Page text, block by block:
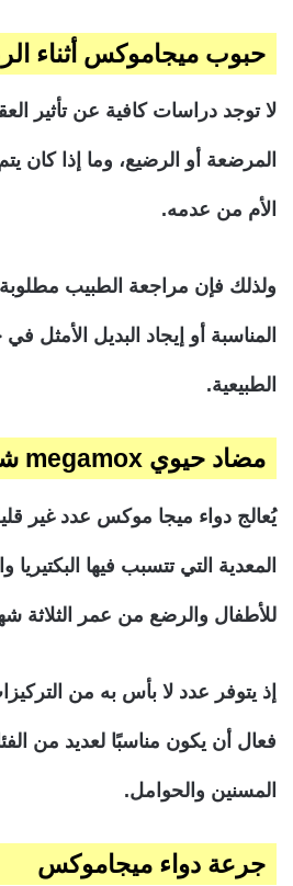
حبوب ميجاموكس أثناء
لا توجد دراسات كافية عن تأثير
المرضعة أو الرضيع، وما إذا كان
الأم من عدمه.
ولذلك فإن مراجعة الطبيب مطلوبة
المناسبة أو إيجاد البديل الأمثل
الطبيعية.
مضاد حيوي megamox شراب للأطفال
يُعالج دواء ميجا موكس عدد غير
المعدية التي تتسبب فيها
للأطفال والرضع من عمر الثلاثة
إذ يتوفر عدد لا بأس به من
فعال أن يكون مناسبًا لعديد من
المسنين والحوامل.
جرعة دواء ميجاموكس